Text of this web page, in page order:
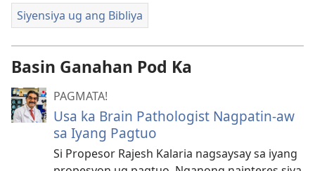
Siyensiya ug ang Bibliya
Basin Ganahan Pod Ka
PAGMATA!
Usa ka Brain Pathologist Nagpatin-aw
sa Iyang Pagtuo
Si Propesor Rajesh Kalaria nagsaysay sa iyang